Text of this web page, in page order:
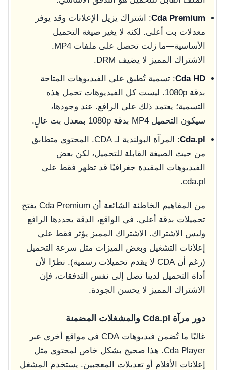
Cda Premium: اشتراك يزيل الإعلانات وقد يوفر
معدلات بت أعلى. لكنه لا يغير صيغة التحميل
الأساسية—ما زلت تحصل على ملفات MP4.
الاشتراك المميز لا يضيف DRM.
Cda HD: تسمية تُطبق على الفيديوهات المتاحة
بدقة 1080p. ليست كل الفيديوهات تحمل هذه
التسمية؛ يعتمد ذلك على الرافع. عند وجودها،
سيكون التحميل MP4 بدقة 1080p بمعدل بت عالٍ.
Cda.pl
: المرآة البولندية لـ CDA. المحتوى متطابق
من حيث الصيغة القابلة للتحميل، لكن بعض
الفيديوهات المقيدة جغرافيًا قد تظهر فقط على
cda.pl.
من المفاهيم الخاطئة الشائعة أن Cda Premium يفتح
تحميلات بدقة أعلى. في الواقع، الدقة يحددها الرافع
وليس الاشتراك. الاشتراك المميز يؤثر فقط على
إعلانات التشغيل وبعض الميزات مثل سرعة التحميل
(رغم أن CDA لا يقدم تحميلات رسمية). نظرًا لأن
أداة التحميل لدينا تصل إلى نفس التدفقات، فإن
الاشتراك المميز لا يحسن الجودة.
دور مرآة Cda.pl والمشغلات المضمنة
غالبًا ما تُضمن فيديوهات CDA في مواقع أخرى عبر
Cda Player. هذا صحيح بشكل خاص لمحتوى مثل
إعلانات الأفلام أو تعديلات المعجبين. يستخدم المشغل